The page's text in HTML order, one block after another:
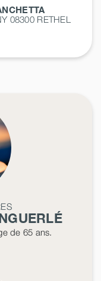
08300 RETHEL
de 65 ans.